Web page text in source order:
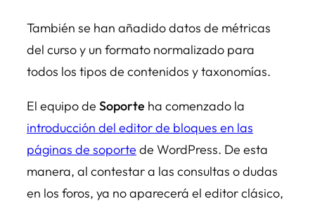
También se han añadido datos de métricas
del curso y un formato normalizado para
todos los tipos de contenidos y taxonomías.
El equipo de Soporte ha comenzado la
introducción del editor de bloques en las
páginas de soporte de WordPress. De esta
manera, al contestar a las consultas o dudas
en los foros, ya no aparecerá el editor clásico,